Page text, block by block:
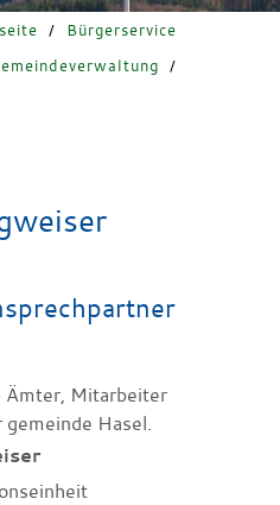
/
Bürgerservice
/
Ämter, Mitarbeiter
Hasel.